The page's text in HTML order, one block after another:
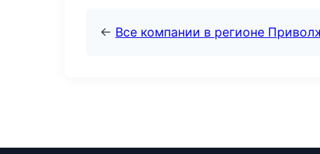
← Все компании в регионе